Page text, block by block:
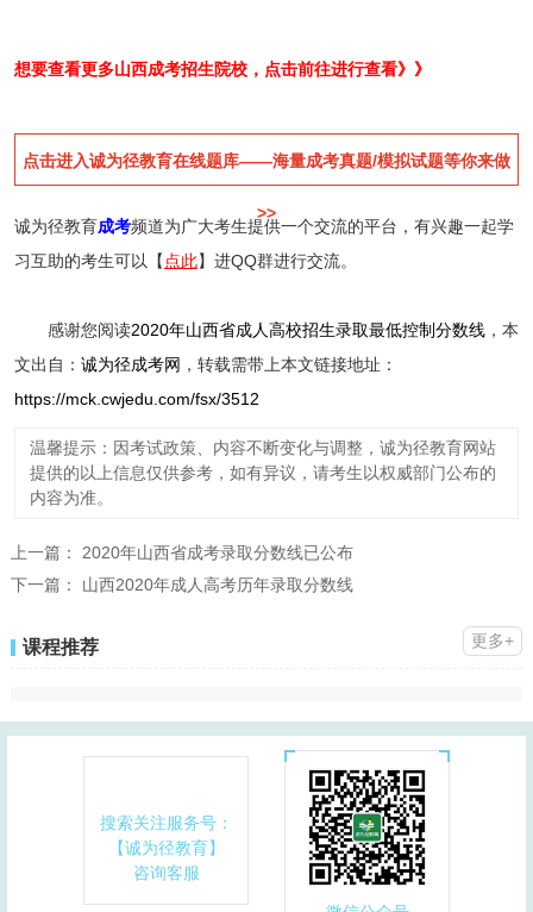
想要查看更多山西成考招生院校，点击前往进行查看》》
点击进入诚为径教育在线题库——海量成考真题/模拟试题等你来做
>>
诚为径教育成考频道为广大考生提供一个交流的平台，有兴趣一起学
习互助的考生可以【 点此】进QQ群进行交流。
感谢您阅读2020年山西省成人高校招生录取最低控制分数线，本
文出自： 诚为径成考网 ，转载需带上本文链接地址：
https://mck.cwjedu.com/fsx/3512
温馨提示：因考试政策、内容不断变化与调整，诚为径教育网站
提供的以上信息仅供参考，如有异议，请考生以权威部门公布的
内容为准。
上一篇： 2020年山西省成考录取分数线已公布
下一篇： 山西2020年成人高考历年录取分数线
课程推荐 更多+
搜索关注服务号：
【诚为径教育】
咨询客服